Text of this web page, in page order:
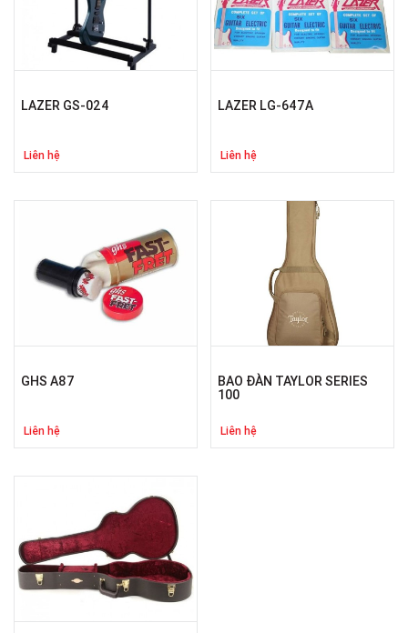
LAZER GS-024
Liên hệ
LAZER LG-647A
Liên hệ
GHS A87
Liên hệ
BAO ĐÀN TAYLOR SERIES
100
Liên hệ